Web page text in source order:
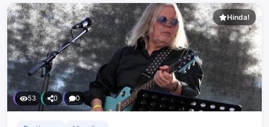
Hinda!
53 0 0